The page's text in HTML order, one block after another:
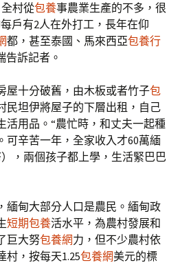
村從包養事農業生產的不多，很
戶有2人在外打工，長年在仰
都，甚至泰國、馬來西亞包養行
告訴記者。
屋十分破舊，由木板或者竹子包
民坦伊將屋子的下層出租，自己
活用品。“農忙時，和丈夫一起種
可辛苦一年，全家收入才60萬緬
，兩個孩子都上學，生活緊巴巴
緬甸大部分人口是農民。緬甸政
短期包養活水平，為農村發展和
巨大努包養網力，但不少農村依
村，按每天1.25包養網美元的標